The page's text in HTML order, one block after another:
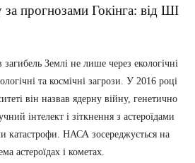
прогнозами Гокінга: від ШІ
загибель Землі не лише через екологічні
та космічні загрози. У 2016 році
він назвав ядерну війну, генетично
інтелект і зіткнення з астероїдами
катастрофи. НАСА зосереджується на
астероїдах і кометах.